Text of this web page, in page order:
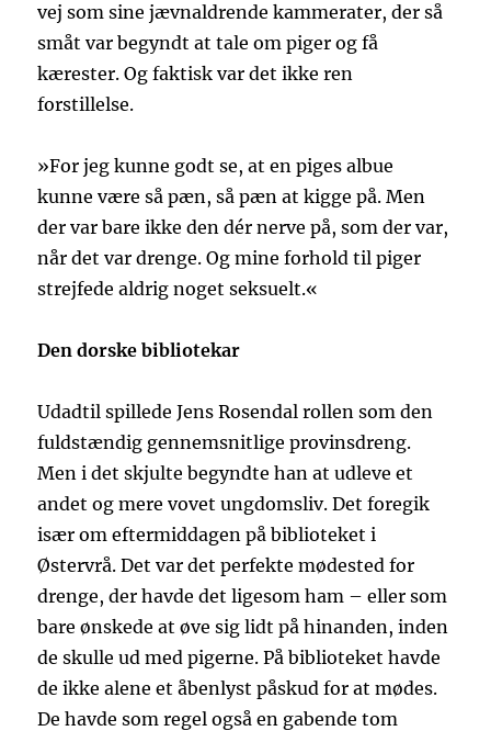
vej som sine jævnaldrende kammerater, der så
småt var begyndt at tale om piger og få
kærester. Og faktisk var det ikke ren
forstillelse.
»For jeg kunne godt se, at en piges albue
kunne være så pæn, så pæn at kigge på. Men
der var bare ikke den dér nerve på, som der var,
når det var drenge. Og mine forhold til piger
strejfede aldrig noget seksuelt.«
Den dorske bibliotekar
Udadtil spillede Jens Rosendal rollen som den
fuldstændig gennemsnitlige provinsdreng.
Men i det skjulte begyndte han at udleve et
andet og mere vovet ungdomsliv. Det foregik
især om eftermiddagen på biblioteket i
Østervrå. Det var det perfekte mødested for
drenge, der havde det ligesom ham – eller som
bare ønskede at øve sig lidt på hinanden, inden
de skulle ud med pigerne. På biblioteket havde
de ikke alene et åbenlyst påskud for at mødes.
De havde som regel også en gabende tom